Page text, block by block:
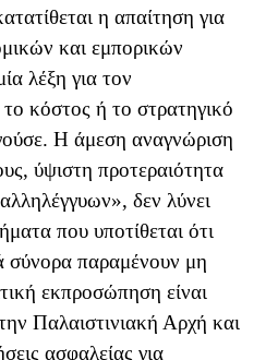
η απαίτηση για
και εμπορικών
λέξη για τον
κόστος ή το στρατηγικό
Η άμεση αναγνώριση
ύψιστη προτεραιότητα
δεν λύνει
που υποτίθεται ότι
σύνορα παραμένουν μη
εκπροσώπηση είναι
Παλαιστινιακή Αρχή και
ασφαλείας για